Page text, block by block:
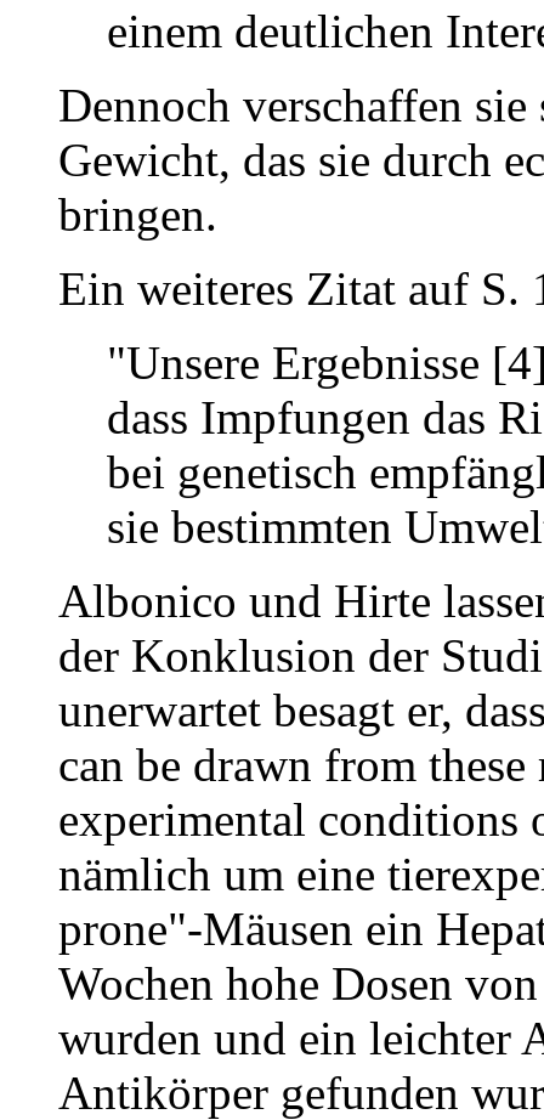
einem deutlichen
Dennoch verschaffen
Gewicht, das sie durch
bringen.
Ein weiteres Zitat auf S.
"Unsere Ergebnisse
dass Impfungen das
bei genetisch
sie bestimmten
Albonico und Hirte
der Konklusion der
unerwartet besagt er,
can be drawn from these
experimental conditions
nämlich um eine
prone"-Mäusen ein
Wochen hohe Dosen
wurden und ein leichter
Antikörper gefunden